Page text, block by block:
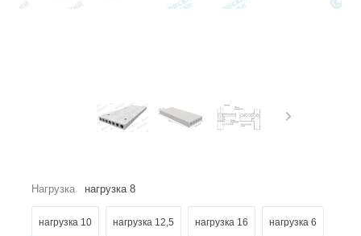
Нагрузка нагрузка 8
нагрузка 10 нагрузка 12,5 нагрузка 16 нагрузка 6